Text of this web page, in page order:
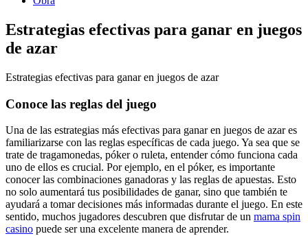
Estrategias efectivas para ganar en juegos
de azar
Estrategias efectivas para ganar en juegos de azar
Conoce las reglas del juego
Una de las estrategias más efectivas para ganar en juegos de azar es
familiarizarse con las reglas específicas de cada juego. Ya sea que se
trate de tragamonedas, póker o ruleta, entender cómo funciona cada
uno de ellos es crucial. Por ejemplo, en el póker, es importante
conocer las combinaciones ganadoras y las reglas de apuestas. Esto
no solo aumentará tus posibilidades de ganar, sino que también te
ayudará a tomar decisiones más informadas durante el juego. En este
sentido, muchos jugadores descubren que disfrutar de un mama spin
casino puede ser una excelente manera de aprender.